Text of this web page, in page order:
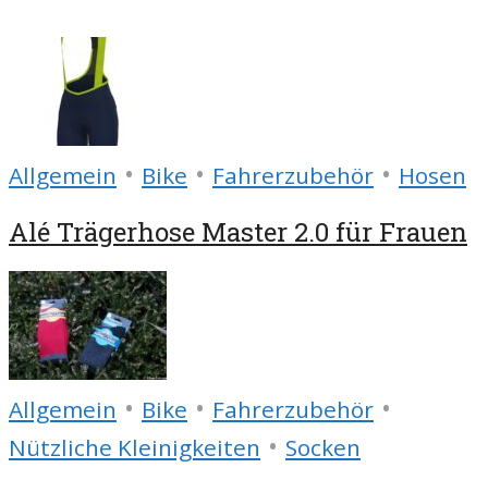
Allgemein • Bike • Fahrerzubehör • Hosen
Alé Trägerhose Master 2.0 für Frauen
Allgemein • Bike • Fahrerzubehör •
Nützliche Kleinigkeiten • Socken